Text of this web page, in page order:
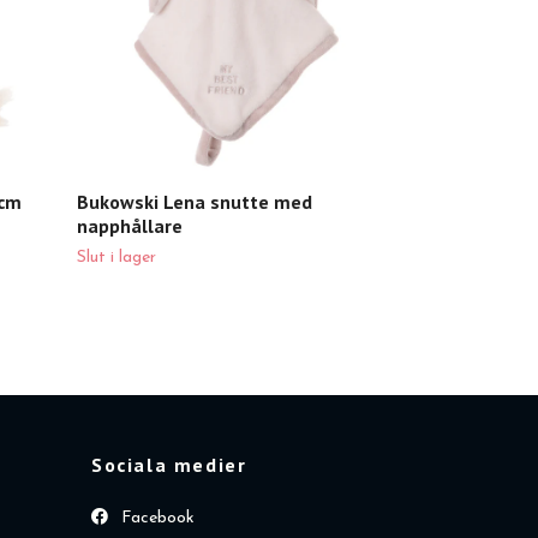
Bukowski Lena snutte med
napphållare
Slut i lager
Sociala medier
Facebook